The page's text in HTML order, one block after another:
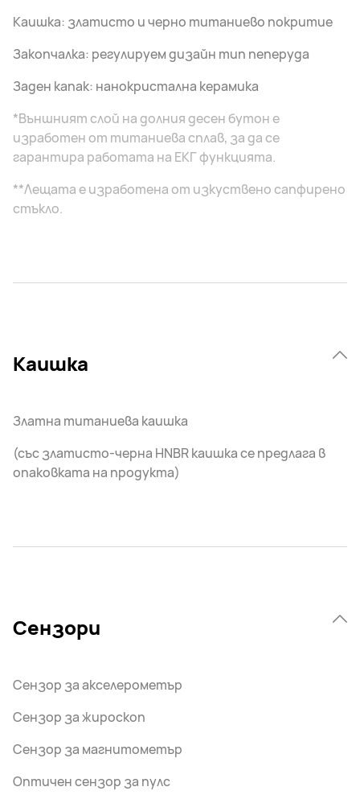
Каишка: златисто и черно титаниево покритие
Закопчалка: регулируем дизайн тип пеперуда
Заден капак: нанокристална керамика
*Външният слой на долния десен бутон е
изработен от титаниева сплав, за да се
гарантира работата на ЕКГ функцията.
**Лещата е изработена от изкуствено сапфирено
стъкло.
Каишка
Златна титаниева каишка
(със златисто-черна HNBR каишка се предлага в
опаковката на продукта)
Сензори
Сензор за акселерометър
Сензор за жироскоп
Сензор за магнитометър
Оптичен сензор за пулс